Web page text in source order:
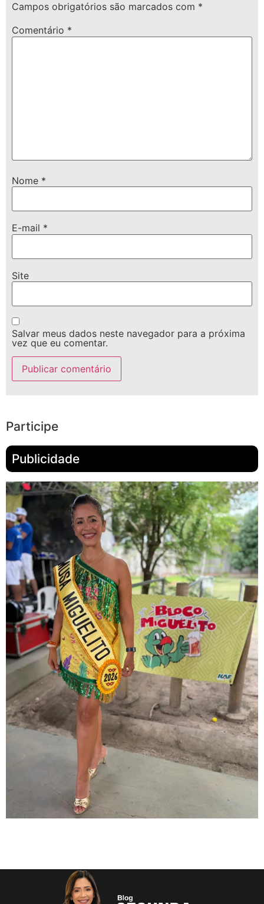
Campos obrigatórios são marcados com *
Comentário *
Nome *
E-mail *
Site
Salvar meus dados neste navegador para a próxima
vez que eu comentar.
Participe
Publicidade